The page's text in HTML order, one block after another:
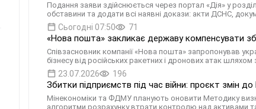
Подання заяви здійснюється через портал «Дія» у
обставини та додати всі наявні докази: акти ДСНС,
Сьогодні 07:50 71
«Нова пошта» закликає державу компенсувати
Співзасновник компанії «Нова пошта» запропонував
бізнесу від російських ракетних і дронових атак
23.07.2026 196
Збитки підприємств під час війни: проєкт змін
Мінекономіки та ФДМУ планують оновити Методику
алгоритми розрахунку втрати контролю над активами